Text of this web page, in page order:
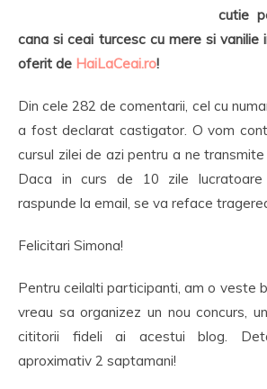
cutie
cana si ceai turcesc cu mere si vanilie
oferit de HaiLaCeai.ro!
Din cele 282 de comentarii, cel cu
a fost declarat castigator. O vom
cursul zilei de azi pentru a ne
Daca in curs de 10 zile lucratoare
raspunde la email, se va reface
Felicitari Simona!
Pentru ceilalti participanti, am o veste
vreau sa organizez un nou concurs,
cititorii fideli ai acestui blog.
aproximativ 2 saptamani!